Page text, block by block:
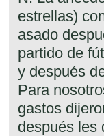
estrellas)
asado
partido de
y después
Para
gastos
después les